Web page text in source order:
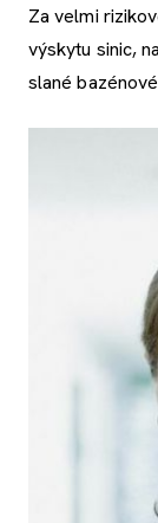
Za velmi
výskytu sinic,
slané